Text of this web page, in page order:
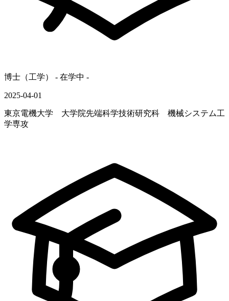
博士（工学） - 在学中 -
2025-04-01
東京電機大学 大学院先端科学技術研究科 機械システム工
学専攻